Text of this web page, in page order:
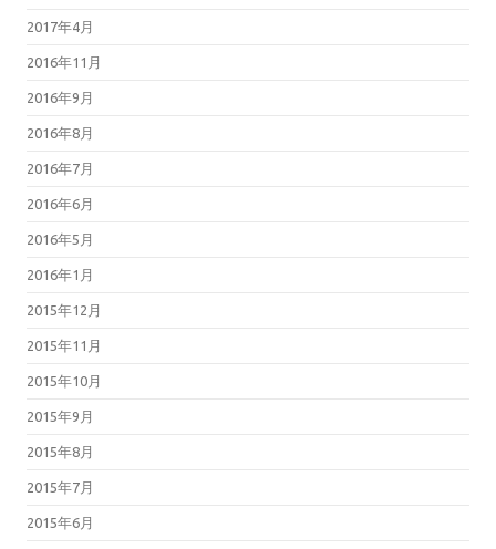
2017年4月
2016年11月
2016年9月
2016年8月
2016年7月
2016年6月
2016年5月
2016年1月
2015年12月
2015年11月
2015年10月
2015年9月
2015年8月
2015年7月
2015年6月